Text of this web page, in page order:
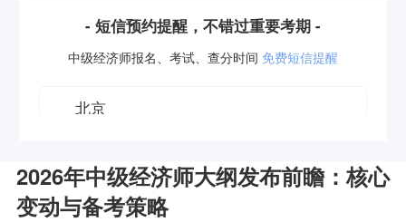
- 短信预约提醒，不错过重要考期 -
中级经济师报名、考试、查分时间 免费短信提醒
2026年中级经济师大纲发布前瞻：核心
变动与备考策略